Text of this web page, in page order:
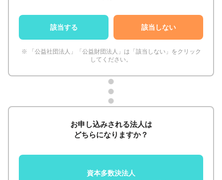
該当する 該当しない
※ 「公益社団法人」「公益財団法人」は「該当しない」をクリック
してください。
お申し込みされる法人は
どちらになりますか？
資本多数決法人